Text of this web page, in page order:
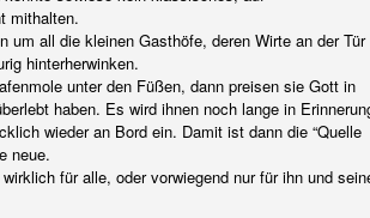
mithalten.
um all die kleinen Gasthöfe, deren Wirte an der Tür
hinterherwinken.
unter den Füßen, dann preisen sie Gott in
haben. Es wird ihnen noch lange in
wieder an Bord ein. Damit ist dann die “Quelle
neue.
für alle, oder vorwiegend nur für ihn und